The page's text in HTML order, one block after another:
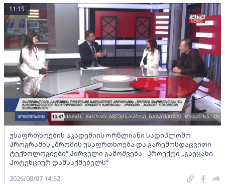
უსაფრთხოების აკადემიის ორწლიანი სადიპლომო
პროგრამის „შრომის უსაფრთხოება და გარემოსდაცვითი
ტექნოლოგიები“ პირველი გამოშვება - პროექტი „გაეცანი
პოტენციურ დამსაქმებელს“
11:15
2026/08/07 14:52